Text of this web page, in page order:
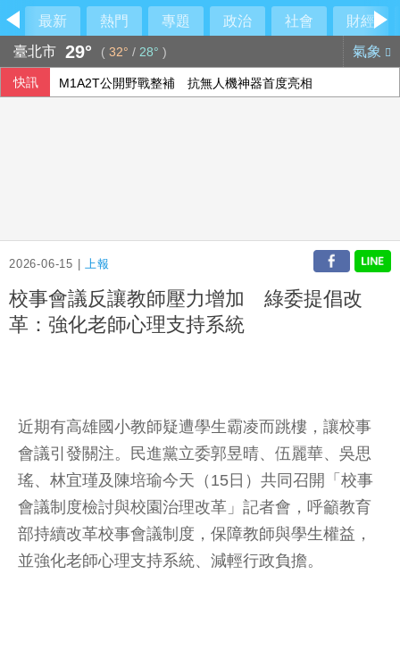
最新 熱門 專題 政治 社會
財經
臺北市 29° ( 32° / 28° ) 氣象
快訊 M1A2T公開野戰整補 抗無人機神器首度亮相
2026-06-15 |上報
校事會議反讓教師壓力增加 綠委提倡改
革：強化老師心理支持系統
近期有高雄國小教師疑遭學生霸凌而跳樓，讓校事
會議引發關注。民進黨立委郭昱晴、伍麗華、吳思
瑤、林宜瑾及陳培瑜今天（15日）共同召開「校事
會議制度檢討與校園治理改革」記者會，呼籲教育
部持續改革校事會議制度，保障教師與學生權益，
並強化老師心理支持系統、減輕行政負擔。